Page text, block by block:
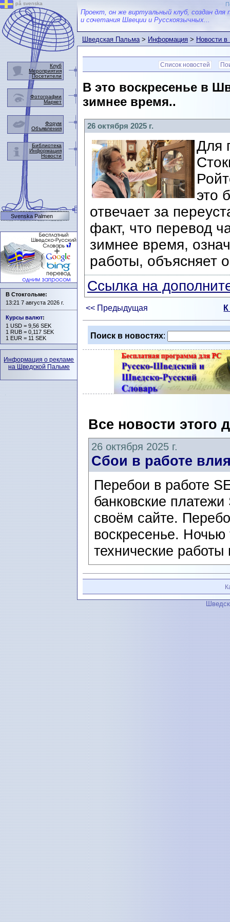
Проект, он же виртуальный клуб, создан для
и сочетания Швеции и Русскоязычных...
Шведская Пальма>Информация>Новости
Список новостей
В это воскресенье в
зимнее время..
26 октября 2025 г.
Для
это
отвечает за
факт, что перевод
зимнее время,
работы, объясняет
Ссылка на
<< Предыдущая
Поиск в новостях:
Все новости этого
26 октября 2025 г.
Сбои в работе
Перебои в работе
банковские
своём сайте.
воскресенье. Ночью
технические
på svenska
Клуб
Мероприятия
Посетители
Фотографии
Маркет
Форум
Объявления
Библиотека
Информация
Новости
Svenska Palmen
В Стокгольме:
13:21 7 августа 2026 г.
Курсы валют:
1 USD = 9,56 SEK
1 RUB = 0,117 SEK
1 EUR = 11 SEK
Информация о рекламе
на Шведской Пальме